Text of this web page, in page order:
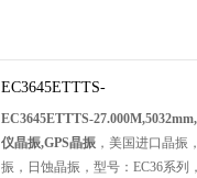
频率稳定性：±50ppm，小体积晶
5.0x3.2mm封装，四脚贴片晶振，
CMOS振荡器， 有源晶振 ，石英
具有超小型，轻薄型，高品质，
及耐环境等特点。应用程序：移
EC3645ETTTS-
27.000M,5032mm,Ecliptek导
振,GPS晶振
EC3645ETTTS-
仪晶振,GPS晶振 ，美国进口晶振，
振，日蚀晶振，型号：EC36系列，